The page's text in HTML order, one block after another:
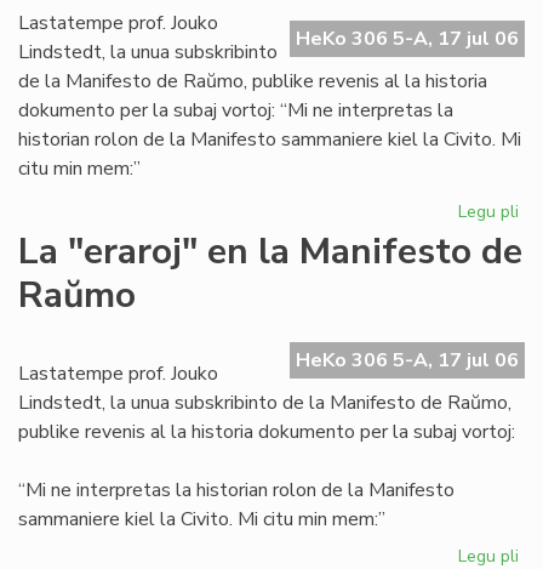
HeKo 306 5-A, 17 jul 06
Lastatempe prof. Jouko
Lindstedt, la unua subskribinto
de la Manifesto de Raŭmo, publike revenis al la historia
dokumento per la subaj vortoj: “Mi ne interpretas la
historian rolon de la Manifesto sammaniere kiel la Civito. Mi
citu min mem:”
Legu pli
La "eraroj" en la Manifesto de
Raŭmo
HeKo 306 5-A, 17 jul 06
Lastatempe prof. Jouko
Lindstedt, la unua subskribinto de la Manifesto de Raŭmo,
publike revenis al la historia dokumento per la subaj vortoj:
“Mi ne interpretas la historian rolon de la Manifesto
sammaniere kiel la Civito. Mi citu min mem:”
Legu pli